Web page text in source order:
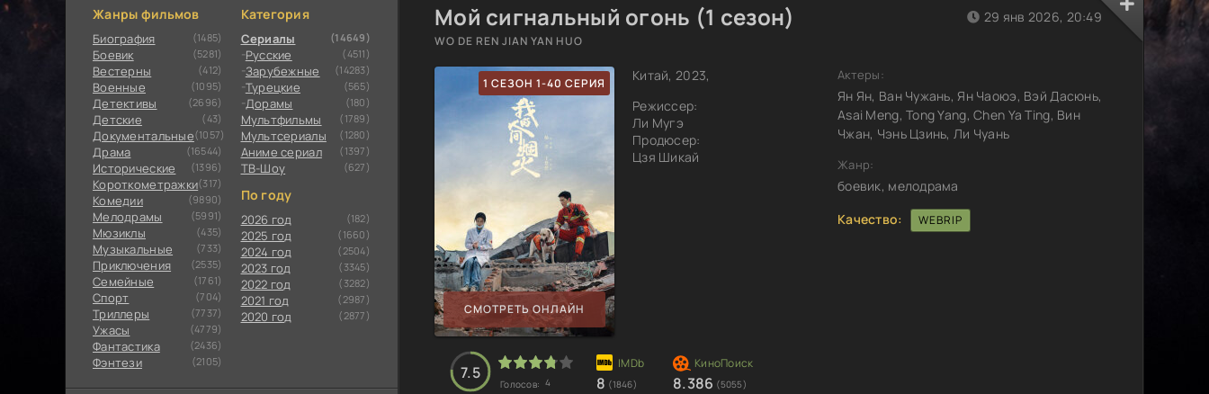
Жанры фильмов
Биография (1485)
Боевик (5281)
Вестерны (412)
Военные (1095)
Детективы (2696)
Детские (43)
Документальные(1057)
Драма (16544)
Исторические (1396)
Короткометражки(317)
Комедии (9890)
Мелодрамы (5991)
Мюзиклы (435)
Музыкальные (733)
Приключения (2535)
Семейные (1761)
Cпорт (704)
Триллеры (7737)
Ужасы (4779)
Фантастика (2436)
Фэнтези (2105)
Категория
Сериалы (14649)
Русские (4511)
Зарубежные (14283)
Турецкие (565)
Дорамы (180)
Мультфильмы (1789)
Мультсериалы (1280)
Аниме сериал (1397)
ТВ-Шоу (627)
По году
2026 год (182)
2025 год (1660)
2024 год (2504)
2023 год (3345)
2022 год (3282)
2021 год (2987)
2020 год (2877)
Мой сигнальный огонь (1 сезон)
WO DE REN JIAN YAN HUO
1 СЕЗОН 1-40 СЕРИЯ
СМОТРЕТЬ ОНЛАЙН
Китай, 2023,
Режиссер:
Ли Мугэ
Продюсер:
Цзя Шикай
29 янв 2026, 20:49
Актеры:
Ян Ян, Ван Чужань, Ян Чаоюэ, Вэй Дасюнь,
Asai Meng, Tong Yang, Chen Ya Ting, Вин
Чжан, Чэнь Цзинь, Ли Чуань
Жанр:
боевик, мелодрама
Качество:
WEBRIP
7.5
Голосов: 4 8 (1846) 8.386 (5055)